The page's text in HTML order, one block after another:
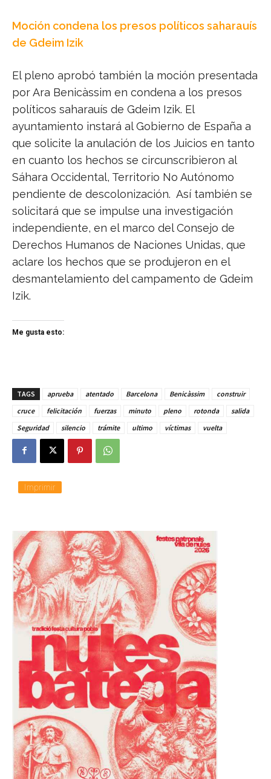
Moción condena los presos políticos saharauís
de Gdeim Izik
El pleno aprobó también la moción presentada
por Ara Benicàssim en condena a los presos
políticos saharauís de Gdeim Izik. El
ayuntamiento instará al Gobierno de España a
que solicite la anulación de los Juicios en tanto
en cuanto los hechos se circunscribieron al
Sáhara Occidental, Territorio No Autónomo
pendiente de descolonización. Así también se
solicitará que se impulse una investigación
independiente, en el marco del Consejo de
Derechos Humanos de Naciones Unidas, que
aclare los hechos que se produjeron en el
desmantelamiento del campamento de Gdeim
Izik.
Me gusta esto:
TAGS aprueba atentado Barcelona Benicàssim
construir
cruce
felicitación fuerzas minuto pleno rotonda
salida
Seguridad
silencio trámite ultimo víctimas vuelta
Imprimir